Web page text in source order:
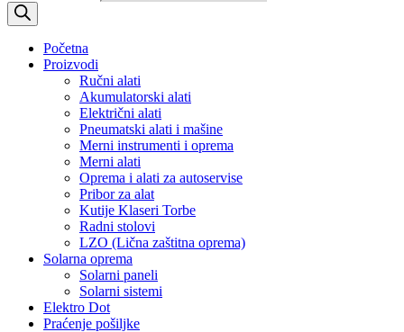
Početna
Proizvodi
Ručni alati
Akumulatorski alati
Električni alati
Pneumatski alati i mašine
Merni instrumenti i oprema
Merni alati
Oprema i alati za autoservise
Pribor za alat
Kutije Klaseri Torbe
Radni stolovi
LZO (Lična zaštitna oprema)
Solarna oprema
Solarni paneli
Solarni sistemi
Elektro Dot
Praćenje pošiljke